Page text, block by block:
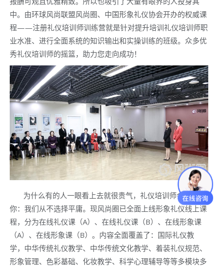
中。由环球风尚联盟风尚圈、中国形象礼仪协会开办的权威课
程——注册礼仪培训师训练营就是针对提升培训礼仪培训师职
业水准、进行全面系统的知识输出和实操训练的班级。众多优
秀礼仪培训师的摇篮，助力您走向成功！
为什么有的人一眼看上去就很贵气，礼仪培训师会告诉
你：我们从不选择平庸。现风尚圈已全面上线形象礼仪线上课
程，分为在线礼仪课（A）、在线礼仪课（B）、在线形象课
（A）、在线形象课（B）。内容全面覆盖了：国际礼仪教
学，中华传统礼仪教学、中华传统文化教学、着装礼仪规范、
形象管理、色彩基础、化妆教学、科学心理辅导等等多模块多